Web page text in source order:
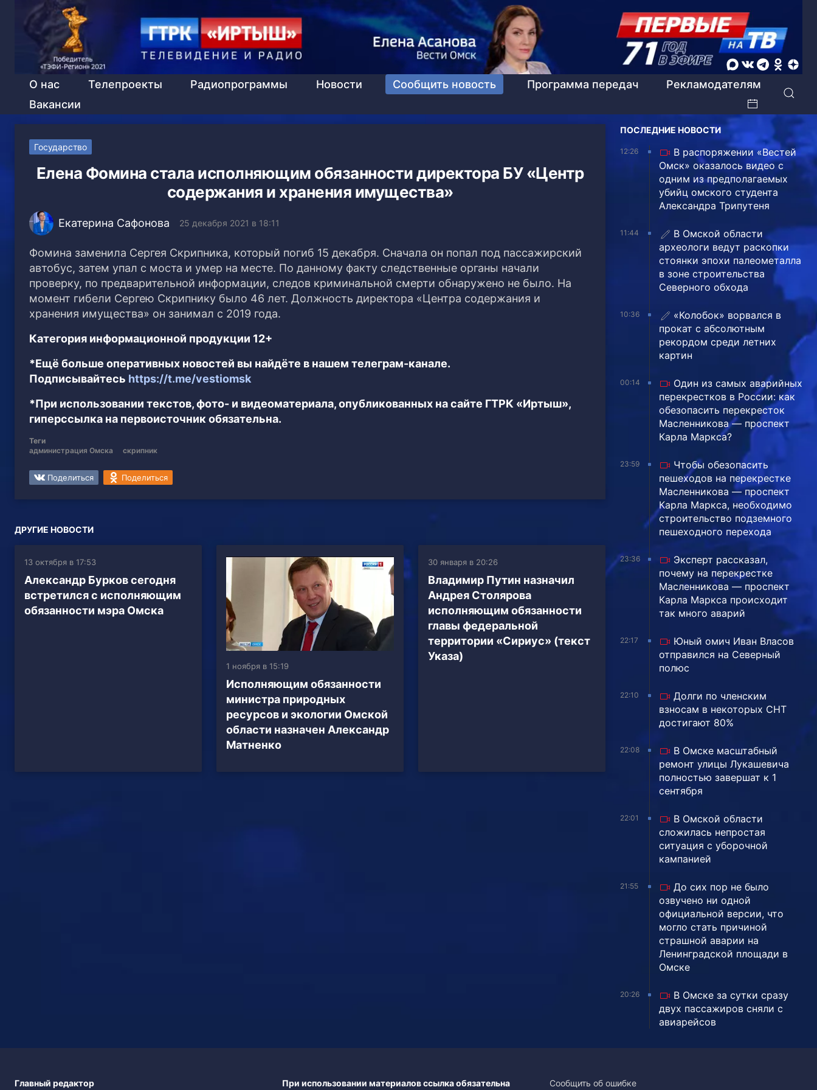
О нас Телепроекты Радиопрограммы Новости Сообщить новость Программа передач
Рекламодателям
Вакансии
Государство
Елена Фомина стала исполняющим обязанности директора БУ «Центр
содержания и хранения имущества»
Екатерина Сафонова 25 декабря 2021 в 18:11
Фомина заменила Сергея Скрипника, который погиб 15 декабря. Сначала он попал под пассажирский
автобус, затем упал с моста и умер на месте. По данному факту следственные органы начали
проверку, по предварительной информации, следов криминальной смерти обнаружено не было. На
момент гибели Сергею Скрипнику было 46 лет. Должность директора «Центра содержания и
хранения имущества» он занимал с 2019 года.
Категория информационной продукции 12+
*Ещё больше оперативных новостей вы найдёте в нашем телеграм-канале.
Подписывайтесь https://t.me/vestiomsk
*При использовании текстов, фото- и видеоматериала, опубликованных на сайте ГТРК «Иртыш»,
гиперссылка на первоисточник обязательна.
Теги
администрация Омска
скрипник
Поделиться Поделиться
ДРУГИЕ НОВОСТИ
13 октября в 17:53
Александр Бурков сегодня
встретился с исполняющим
обязанности мэра Омска
1 ноября в 15:19
Исполняющим обязанности
министра природных
ресурсов и экологии Омской
области назначен Александр
Матненко
30 января в 20:26
Владимир Путин назначил
Андрея Столярова
исполняющим обязанности
главы федеральной
территории «Сириус» (текст
Указа)
ПОСЛЕДНИЕ НОВОСТИ
12:26
В распоряжении «Вестей
Омск» оказалось видео с
одним из предполагаемых
убийц омского студента
Александра Трипутеня
11:44
В Омской области
археологи ведут раскопки
стоянки эпохи палеометалла
в зоне строительства
Северного обхода
10:36
«Колобок» ворвался в
прокат с абсолютным
рекордом среди летних
картин
00:14
Один из самых аварийных
перекрестков в России: как
обезопасить перекресток
Масленникова — проспект
Карла Маркса?
23:59
Чтобы обезопасить
пешеходов на перекрестке
Масленникова — проспект
Карла Маркса, необходимо
строительство подземного
пешеходного перехода
23:36
Эксперт рассказал,
почему на перекрестке
Масленникова — проспект
Карла Маркса происходит
так много аварий
22:17
Юный омич Иван Власов
отправился на Северный
полюс
22:10
Долги по членским
взносам в некоторых СНТ
достигают 80%
22:08
В Омске масштабный
ремонт улицы Лукашевича
полностью завершат к 1
сентября
22:01
В Омской области
сложилась непростая
ситуация с уборочной
кампанией
21:55
До сих пор не было
озвучено ни одной
официальной версии, что
могло стать причиной
страшной аварии на
Ленинградской площади в
Омске
20:26
В Омске за сутки сразу
двух пассажиров сняли с
авиарейсов
Главный редактор
При использовании материалов ссылка обязательна Сообщить об ошибке